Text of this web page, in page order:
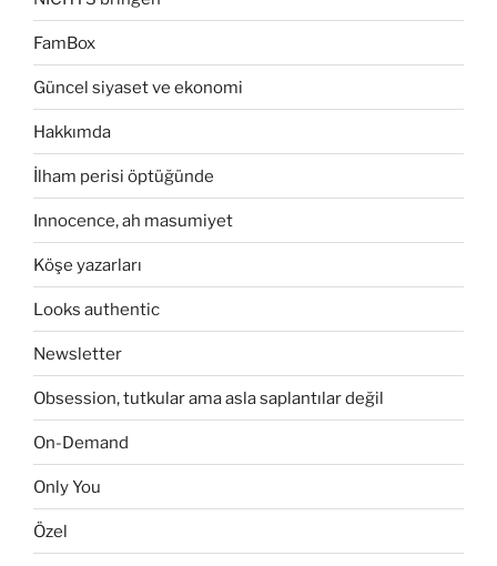
FamBox
Güncel siyaset ve ekonomi
Hakkımda
İlham perisi öptüğünde
Innocence, ah masumiyet
Köşe yazarları
Looks authentic
Newsletter
Obsession, tutkular ama asla saplantılar değil
On-Demand
Only You
Özel